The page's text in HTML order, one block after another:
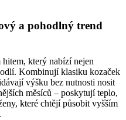
a pohodlný trend
který nabízí nejen
Kombinují klasiku kozaček
výšku bez nutnosti nosit
měsíců – poskytují teplo,
které chtějí působit vyšším